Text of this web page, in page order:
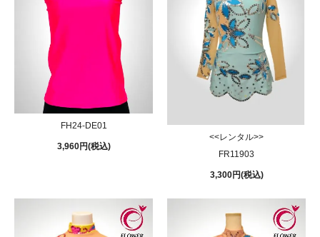
FH24-DE01
3,960円(税込)
<<レンタル>>
FR11903
3,300円(税込)